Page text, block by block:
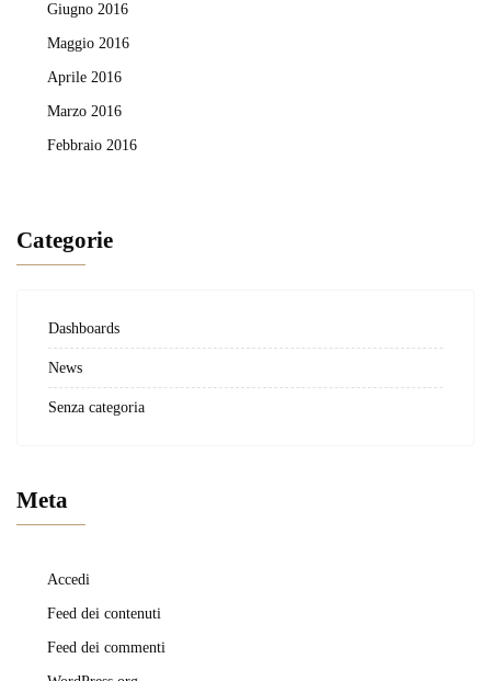
Giugno 2016
Maggio 2016
Aprile 2016
Marzo 2016
Febbraio 2016
Categorie
Dashboards
News
Senza categoria
Meta
Accedi
Feed dei contenuti
Feed dei commenti